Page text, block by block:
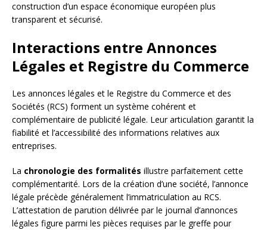
construction d’un espace économique européen plus
transparent et sécurisé.
Interactions entre Annonces
Légales et Registre du Commerce
Les annonces légales et le Registre du Commerce et des
Sociétés (RCS) forment un système cohérent et
complémentaire de publicité légale. Leur articulation garantit la
fiabilité et l’accessibilité des informations relatives aux
entreprises.
La chronologie des formalités illustre parfaitement cette
complémentarité. Lors de la création d’une société, l’annonce
légale précède généralement l’immatriculation au RCS.
L’attestation de parution délivrée par le journal d’annonces
légales figure parmi les pièces requises par le greffe pour